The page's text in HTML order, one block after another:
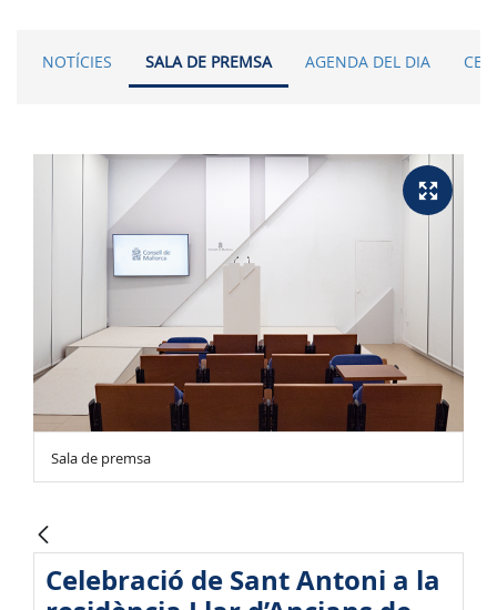
NOTÍCIES SALA DE PREMSA AGENDA DEL DIA
Sala de premsa
Celebració de Sant Antoni a la